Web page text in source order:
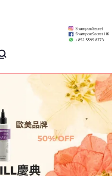
Secret
香港專業洗頭水專門店